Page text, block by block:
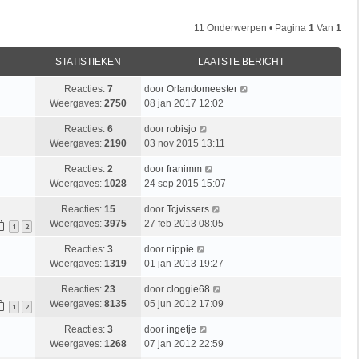
11 Onderwerpen • Pagina 1 Van 1
STATISTIEKEN LAATSTE BERICHT
Reacties: 7
Weergaves: 2750
door Orlandomeester
08 jan 2017 12:02
Reacties: 6
Weergaves: 2190
door robisjo
03 nov 2015 13:11
Reacties: 2
Weergaves: 1028
door franimm
24 sep 2015 15:07
1 2
Reacties: 15
Weergaves: 3975
door Tcjvissers
27 feb 2013 08:05
Reacties: 3
Weergaves: 1319
door nippie
01 jan 2013 19:27
1 2
Reacties: 23
Weergaves: 8135
door cloggie68
05 jun 2012 17:09
Reacties: 3
Weergaves: 1268
door ingetje
07 jan 2012 22:59